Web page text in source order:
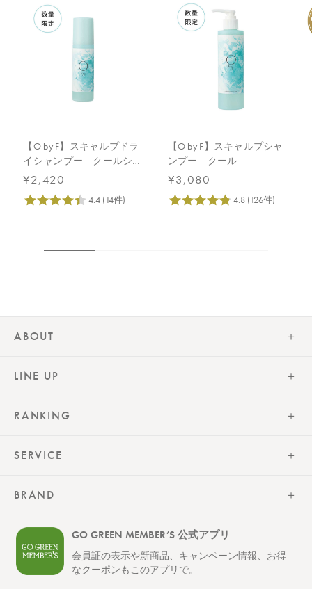
【O by F】スキャルプドラ
イシャンプー クールショ
ット
¥2,420
【O by F】スキャルプシャ
ンプー クール
¥3,080
ABOUT
LINE UP
RANKING
SERVICE
BRAND
GO GREEN MEMBER’S 公式アプリ
会員証の表示や新商品、キャンペーン情報、お得
なクーポンもこのアプリで。